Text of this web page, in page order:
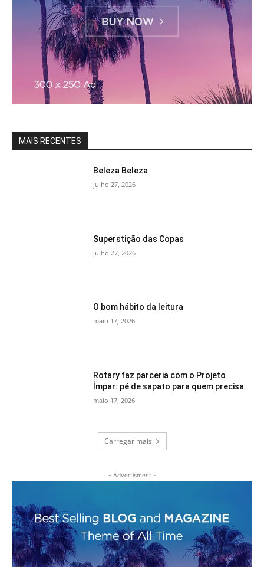
MAIS RECENTES
Beleza Beleza
julho 27, 2026
Superstição das Copas
julho 27, 2026
O bom hábito da leitura
maio 17, 2026
Rotary faz parceria com o Projeto
Ímpar: pé de sapato para quem precisa
maio 17, 2026
Carregar mais
- Advertisment -